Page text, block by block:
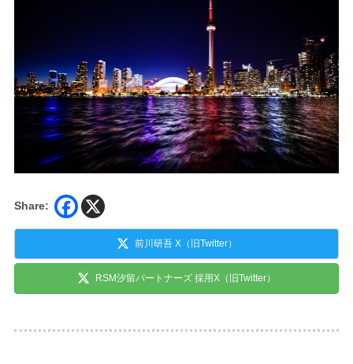
Share:
前川研吾 X（旧Twitter）
RSM汐留パートナーズ 採用X（旧Twitter）